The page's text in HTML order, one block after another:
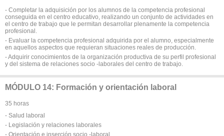
- Completar la adquisición por los alumnos de la competencia profesional
conseguida en el centro educativo, realizando un conjunto de actividades en
el centro de trabajo que le permitan desarrollar plenamente la competencia
profesional.
- Evaluar la competencia profesional adquirida por el alumno, especialmente
en aquellos aspectos que requieran situaciones reales de producción.
- Adquirir conocimientos de la organización productiva de su perfil profesional
y del sistema de relaciones socio -laborales del centro de trabajo.
MÓDULO 14: Formación y orientación laboral
35 horas
- Salud laboral
- Legislación y relaciones laborales
- Orientación e inserción socio -laboral